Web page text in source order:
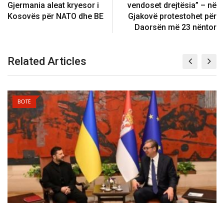
Gjermania aleat kryesor i
Kosovës për NATO dhe BE
vendoset drejtësia” – në
Gjakovë protestohet për
Daorsën më 23 nëntor
Related Articles
BOTË